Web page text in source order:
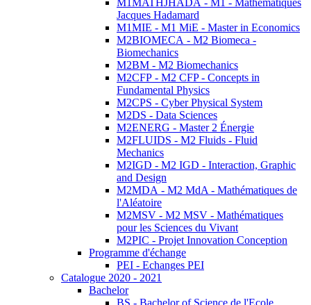
M1MATHJHADA - M1 - Mathematiques
Jacques Hadamard
M1MIE - M1 MiE - Master in Economics
M2BIOMECA - M2 Biomeca -
Biomechanics
M2BM - M2 Biomechanics
M2CFP - M2 CFP - Concepts in
Fundamental Physics
M2CPS - Cyber Physical System
M2DS - Data Sciences
M2ENERG - Master 2 Énergie
M2FLUIDS - M2 Fluids - Fluid
Mechanics
M2IGD - M2 IGD - Interaction, Graphic
and Design
M2MDA - M2 MdA - Mathématiques de
l'Aléatoire
M2MSV - M2 MSV - Mathématiques
pour les Sciences du Vivant
M2PIC - Projet Innovation Conception
Programme d'échange
PEI - Echanges PEI
Catalogue 2020 - 2021
Bachelor
BS - Bachelor of Science de l'Ecole